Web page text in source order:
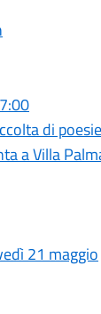
di
a Villa
21 maggio